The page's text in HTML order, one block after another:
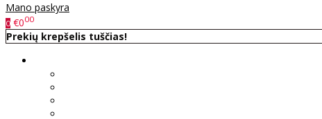
Mano paskyra
0 €000
Prekių krepšelis tuščias!